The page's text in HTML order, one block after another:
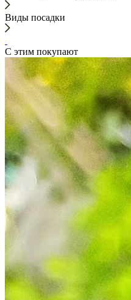
Виды посадки
С этим покупают